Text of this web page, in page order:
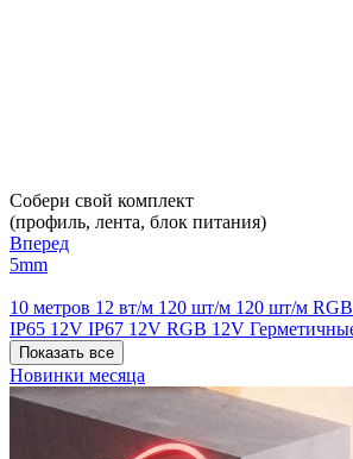
Собери свой комплект
(профиль, лента, блок питания)
Вперед
5mm
10 метров 12 вт/м 120 шт/м 120 шт/м RGB
IP65 12V IP67 12V RGB 12V
Показать все
Новинки месяца